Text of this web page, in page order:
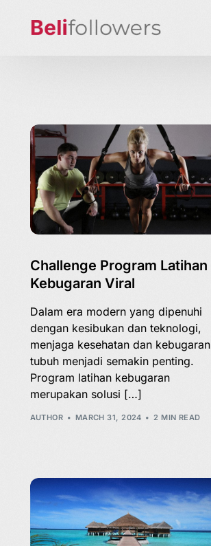
Challenge Program Latihan
Kebugaran Viral
Dalam era modern yang dipenuhi
dengan kesibukan dan teknologi,
menjaga kesehatan dan kebugaran
tubuh menjadi semakin penting.
Program latihan kebugaran
merupakan solusi […]
AUTHOR MARCH 31, 2024 2 MIN READ